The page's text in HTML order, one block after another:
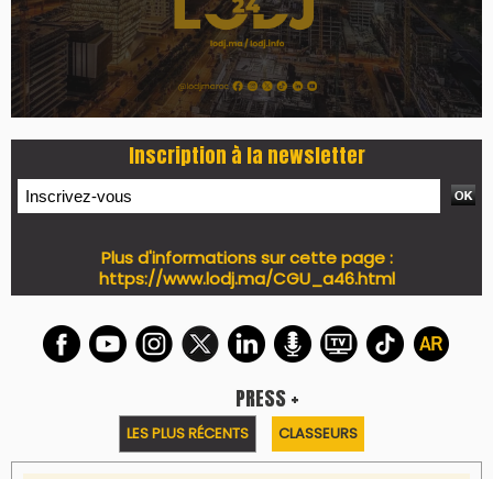
Inscription à la newsletter
Plus d'informations sur cette page :
https://www.lodj.ma/CGU_a46.html
PRESS +
LES PLUS RÉCENTS CLASSEURS